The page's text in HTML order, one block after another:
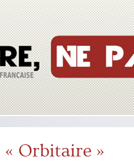
Orbitaire »